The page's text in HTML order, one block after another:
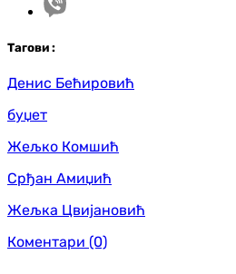
Тагови :
Денис Бећировић
буџет
Жељко Комшић
Срђан Амиџић
Жељка Цвијановић
Коментари (0)